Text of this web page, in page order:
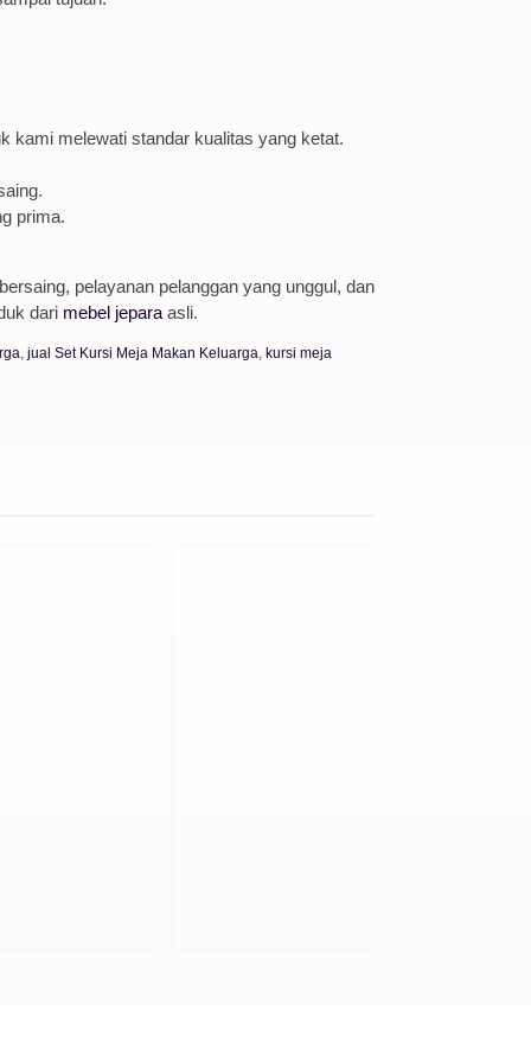
kami melewati standar kualitas yang ketat.
prima.
pelayanan pelanggan yang unggul, dan
dari mebel jepara asli.
jual Set Kursi Meja Makan Keluarga kursi meja